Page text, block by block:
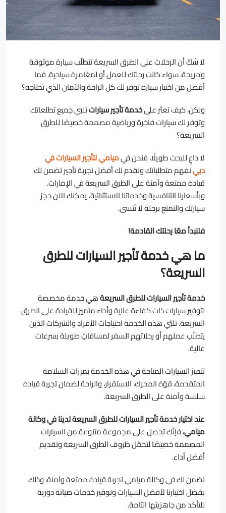
لا شكّ أن الرحلات على الطرق السريعة تتطلّب سيارة موثوقة
ومريحة، سواء كانت رحلتك للعمل أو لمغامرة سياحية. فما
أفضل من اختيار سيارة توفر لك كل الراحة والأمان الذي تحتاجه؟
ولكن، كيف تعثر علىخدمة تأجير سياراتتلبي جميع تطلعاتك
وتوفر لك سيارات فاخرة ورياضية مصممة خصيصًا للطرق
السريعة؟
لا داعٍ للبحث طويلًا، فنحن فيميامي لتأجير السيارات في
دبينفهم متطلباتك ونقدم لك أفضل تجربة تأجير تضمن لك
قيادة ممتعة وآمنة على الطرق السريعة في الإمارات.
وبأسعارنا التنافسية وخدماتنا الاستثنائية، يمكنك الآن حجز
سيارتك والتمتع برحلة لا تُنسى.
فلنبدأ معًا رحلتك القادمة!
ما هي خدمة تأجير السيارات للطرق
السريعة؟
خدمة تأجير السيارات للطرق السريعةهي خدمة مخصصة
لتوفير سيارات ذات كفاءة عالية وأداء متميز للقيادة على الطرق
السريعة. تلبّي هذه الخدمة احتياجات الأفراد والشركات الذين
يتطلّب عملهم أو رحلاتهم السفر لمسافاتٍ طويلة بسرعات
عالية.
تتميز السيارات المتاحة في هذه الخدمة بميزات السلامة
المتقدمة، قوّة المحرك، الاستقرار، والراحة لضمان تجربة قيادة
سلسة وآمنة على الطرق السريعة.
عند اختيار خدمة تأجير السيارات للطرق السريعة لدينا في وكالة
ميامي،فإنّك تحصل على مجموعة متنوعة من السيارات
المصممة خصيصًا لتحمّل ظروف الطرق السريعة وتقديم
أفضل أداء.
نضمن لك في وكالة ميامي تجربة قيادة ممتعة وآمنة، وذلك
بفضل اختيارنا لأفضل السيارات وتوفير خدمات صيانة دورية
للتأكد من جاهزيتها التامة.